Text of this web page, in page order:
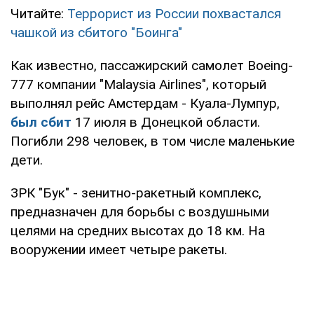
Читайте: Террорист из России похвастался
чашкой из сбитого "Боинга"
Как известно, пассажирский самолет Boeing-
777 компании "Malaysia Airlines", который
выполнял рейс Амстердам - Куала-Лумпур,
был сбит 17 июля в Донецкой области.
Погибли 298 человек, в том числе маленькие
дети.
ЗРК "Бук" - зенитно-ракетный комплекс,
предназначен для борьбы с воздушными
целями на средних высотах до 18 км. На
вооружении имеет четыре ракеты.